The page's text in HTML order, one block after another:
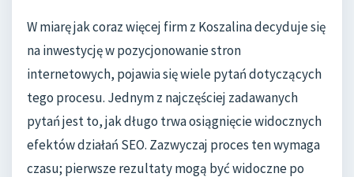
W miarę jak coraz więcej firm z Koszalina decyduje się
na inwestycję w pozycjonowanie stron
internetowych, pojawia się wiele pytań dotyczących
tego procesu. Jednym z najczęściej zadawanych
pytań jest to, jak długo trwa osiągnięcie widocznych
efektów działań SEO. Zazwyczaj proces ten wymaga
czasu; pierwsze rezultaty mogą być widoczne po